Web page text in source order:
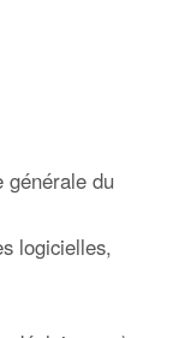
générale du
logicielles,